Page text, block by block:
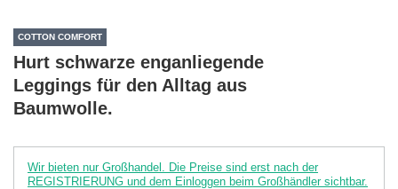
COTTON COMFORT
Hurt schwarze enganliegende
Leggings für den Alltag aus
Baumwolle.
Wir bieten nur Großhandel. Die Preise sind erst nach der
REGISTRIERUNG und dem Einloggen beim Großhändler sichtbar.